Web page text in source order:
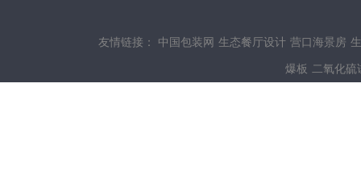
友情链接： 中国包装网 生态餐厅设计 营口海景房
爆板 二氧化硫